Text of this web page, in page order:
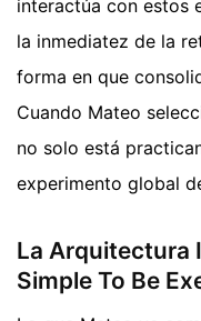
interactúa con estos
la inmediatez de la
forma en que
Cuando Mateo
no solo está
experimento global
La Arquitectura
Simple To Be